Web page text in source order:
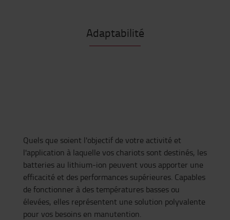
Adaptabilité
Quels que soient l'objectif de votre activité et
l'application à laquelle vos chariots sont destinés, les
batteries au lithium-ion peuvent vous apporter une
efficacité et des performances supérieures. Capables
de fonctionner à des températures basses ou
élevées, elles représentent une solution polyvalente
pour vos besoins en manutention.